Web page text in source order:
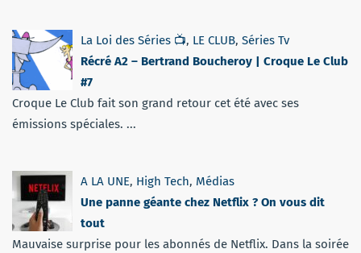
La Loi des Séries 📺, LE CLUB, Séries Tv
Récré A2 – Bertrand Boucheroy | Croque Le Club
#7
Croque Le Club fait son grand retour cet été avec ses
émissions spéciales. ...
A LA UNE, High Tech, Médias
Une panne géante chez Netflix ? On vous dit
tout
Mauvaise surprise pour les abonnés de Netflix. Dans la soirée